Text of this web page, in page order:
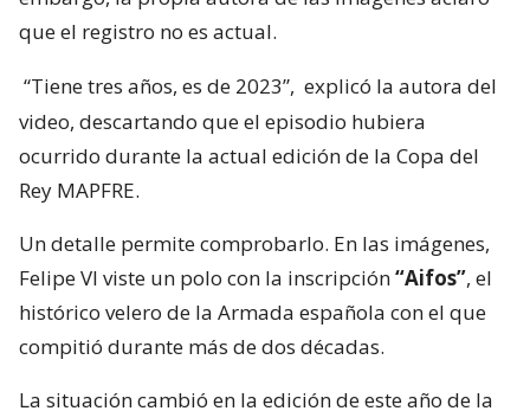
que el registro no es actual.
“Tiene tres años, es de 2023”, explicó la autora del
video, descartando que el episodio hubiera
ocurrido durante la actual edición de la Copa del
Rey MAPFRE.
Un detalle permite comprobarlo. En las imágenes,
Felipe VI viste un polo con la inscripción“Aifos”, el
histórico velero de la Armada española con el que
compitió durante más de dos décadas.
La situación cambió en la edición de este año de la